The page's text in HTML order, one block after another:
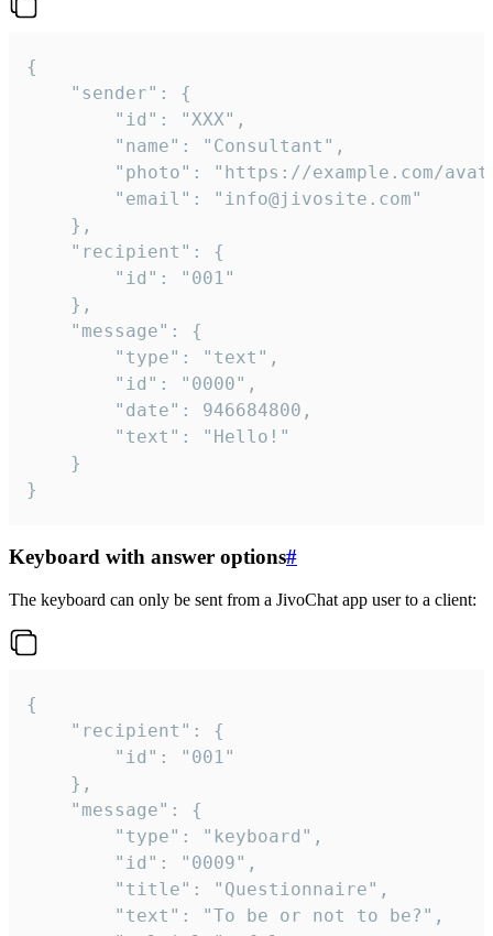
{
}
Keyboard with answer options#
The keyboard can only be sent from a JivoChat app user to a client:
{